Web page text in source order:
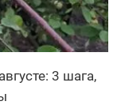
3 шага,